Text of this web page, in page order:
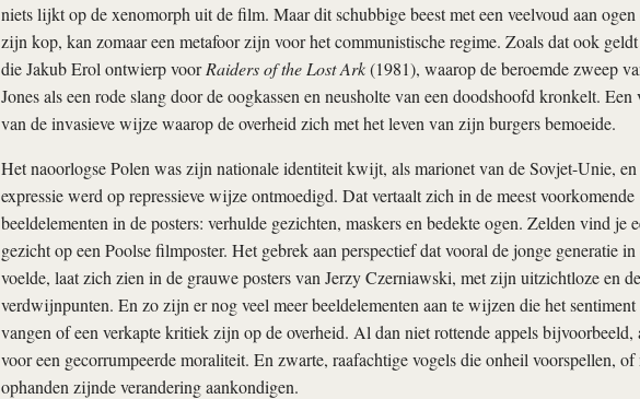
niets lijkt op de xenomorph uit de film. Maar dit schubbige beest met een veelvoud aan
zijn kop, kan zomaar een metafoor zijn voor het communistische regime. Zoals dat ook
die Jakub Erol ontwierp voorRaiders of the Lost Ark(1981), waarop de beroemde zweep
Jones als een rode slang door de oogkassen en neusholte van een doodshoofd kronkelt. Een
van de invasieve wijze waarop de overheid zich met het leven van zijn burgers bemoeide.
Het naoorlogse Polen was zijn nationale identiteit kwijt, als marionet van de Sovjet-Unie,
expressie werd op repressieve wijze ontmoedigd. Dat vertaalt zich in de meest voorkomende
beeldelementen in de posters: verhulde gezichten, maskers en bedekte ogen. Zelden vind je
gezicht op een Poolse filmposter. Het gebrek aan perspectief dat vooral de jonge generatie
voelde, laat zich zien in de grauwe posters van Jerzy Czerniawski, met zijn uitzichtloze en
verdwijnpunten. En zo zijn er nog veel meer beeldelementen aan te wijzen die het sentiment
vangen of een verkapte kritiek zijn op de overheid. Al dan niet rottende appels bijvoorbeeld,
voor een gecorrumpeerde moraliteit. En zwarte, raafachtige vogels die onheil voorspellen,
ophanden zijnde verandering aankondigen.